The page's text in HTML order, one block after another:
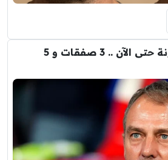
سوق انتقالات برشلونة حتى الآن .. 3 صفقات و 5